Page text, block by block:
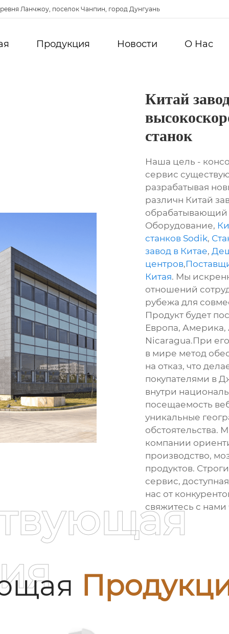
Ланчжоу, поселок Чанпин, город Дунгуань
Продукция Новости О Hас
Китай
станок
Наша цель -
сервис
разрабатывая
различн Китай
обрабатывающий
Оборудование,
станков Sodik,
завод в Китае,
центров,
Китая. Мы
отношений
рубежа для
Продукт будет
Европа, Америка,
Nicaragua.При
в мире метод
на отказ, что
покупателями в
внутри
посещаемость
уникальные
компании
производство,
продуктов.
сервис,
нас от
свяжитесь с